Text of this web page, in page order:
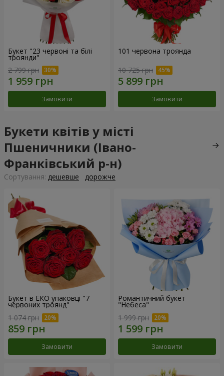
Букет "23 червоні та білі
троянди"
2 799 грн
Замовити
101 червона троянда
10 725 грн
Замовити
Букети квітів у місті
Пшеничники (Івано-
Франківський р-н)
Сортування: дешевше дорожче
Букет в ЕКО упаковці "7
червоних троянд"
1 074 грн
Замовити
Романтичний букет
"Небеса"
1 999 грн
Замовити